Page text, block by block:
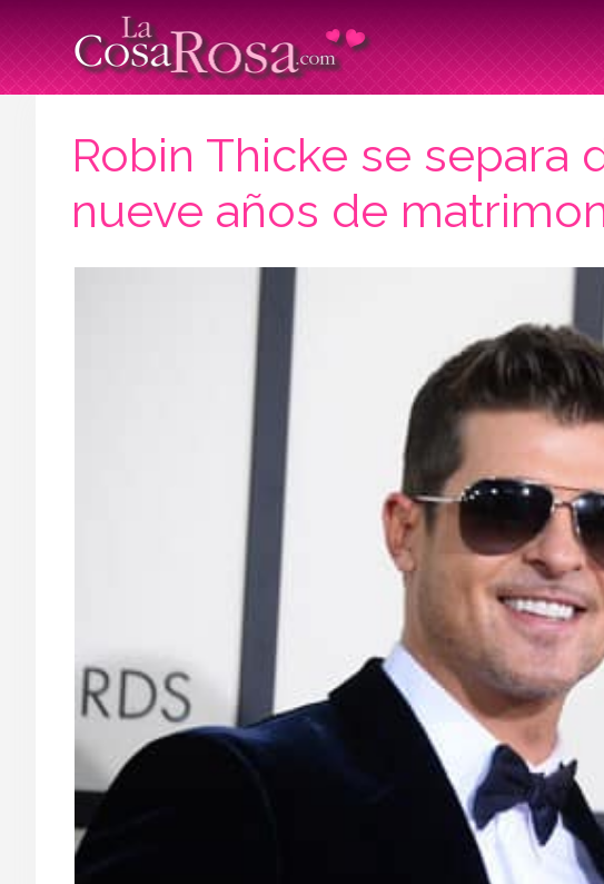
Robin Thicke se separa
nueve años de